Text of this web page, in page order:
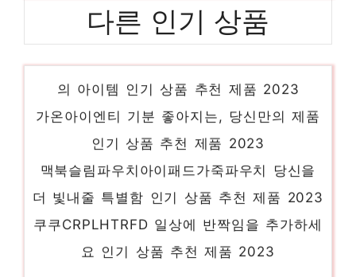
다른 인기 상품